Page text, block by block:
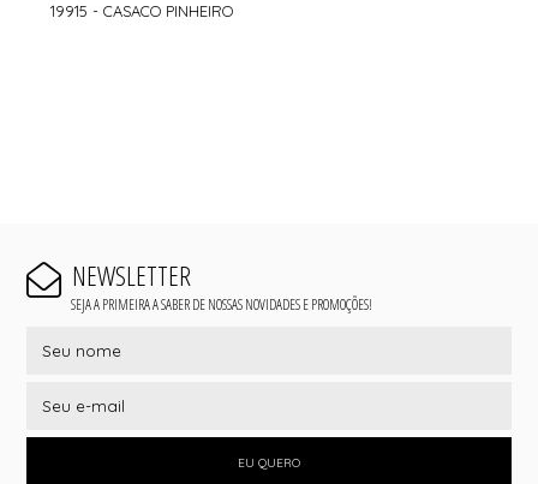
19915 - CASACO PINHEIRO
NEWSLETTER
SEJA A PRIMEIRA A SABER DE NOSSAS NOVIDADES E PROMOÇÕES!
EU QUERO